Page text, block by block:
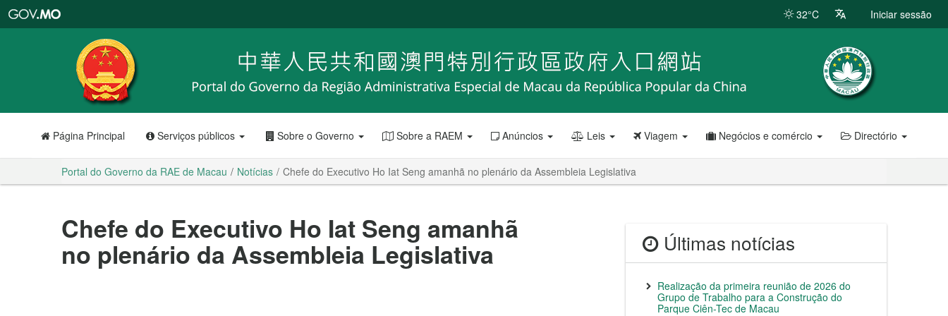
RAE
de
Macau
32°C Iniciar sessão
Página Principal Serviços públicos Sobre o Governo Sobre a RAEM Anúncios Leis Viagem Negócios e comércio Directório
Portal do Governo da RAE de Macau Notícias Chefe do Executivo Ho Iat Seng amanhã no plenário da Assembleia Legislativa
Chefe do Executivo Ho Iat Seng amanhã
no plenário da Assembleia Legislativa Últimas notícias
Realização da primeira reunião de 2026 do
Grupo de Trabalho para a Construção do
Parque Ciên-Tec de Macau